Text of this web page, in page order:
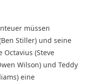
müssen
Stiller) und seine
Octavius (Steve
Wilson) und Teddy
eine